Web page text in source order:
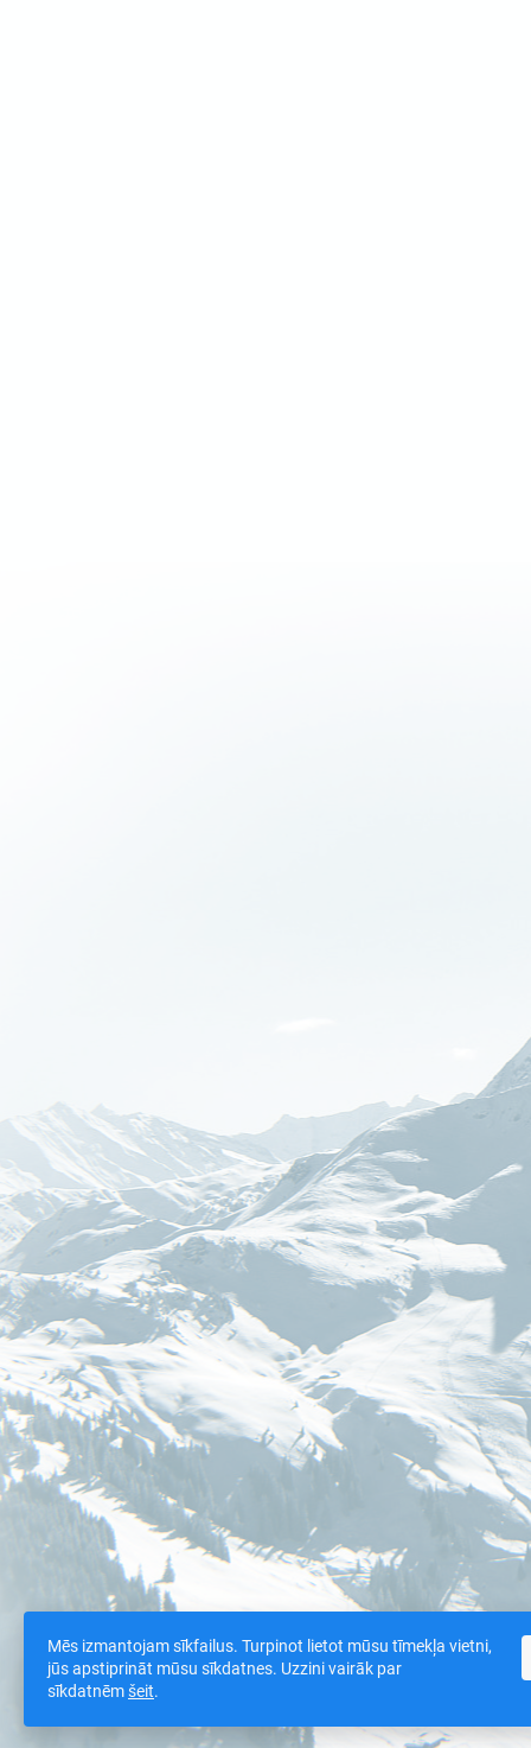
Mēs izmantojam sīkfailus. Turpinot lietot mūsu tīmekļa vietni,
jūs apstiprināt mūsu sīkdatnes. Uzzini vairāk par
sīkdatnēmšeit.